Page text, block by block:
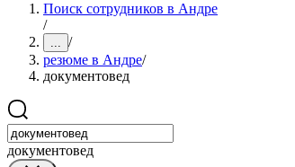
Поиск сотрудников в Андре
/
... /
резюме в Андре/
документовед
документовед